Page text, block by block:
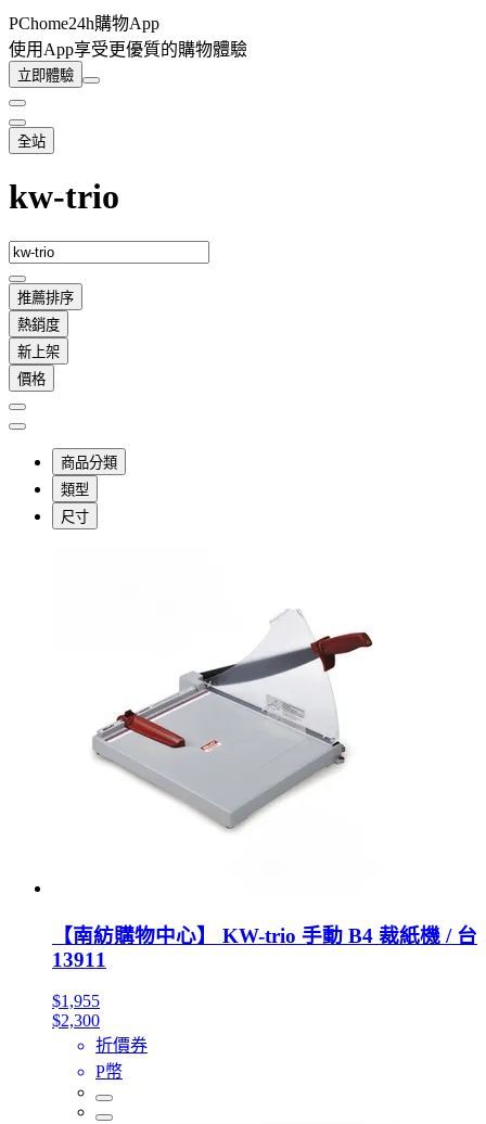
PChome24h購物App
使用App享受更優質的購物體驗
立即體驗
全站
kw-trio
推薦排序
熱銷度
新上架
價格
商品分類
類型
尺寸
【南紡購物中心】 KW-trio 手動 B4 裁紙機 / 台
13911
$1,955
$2,300
折價券
P幣